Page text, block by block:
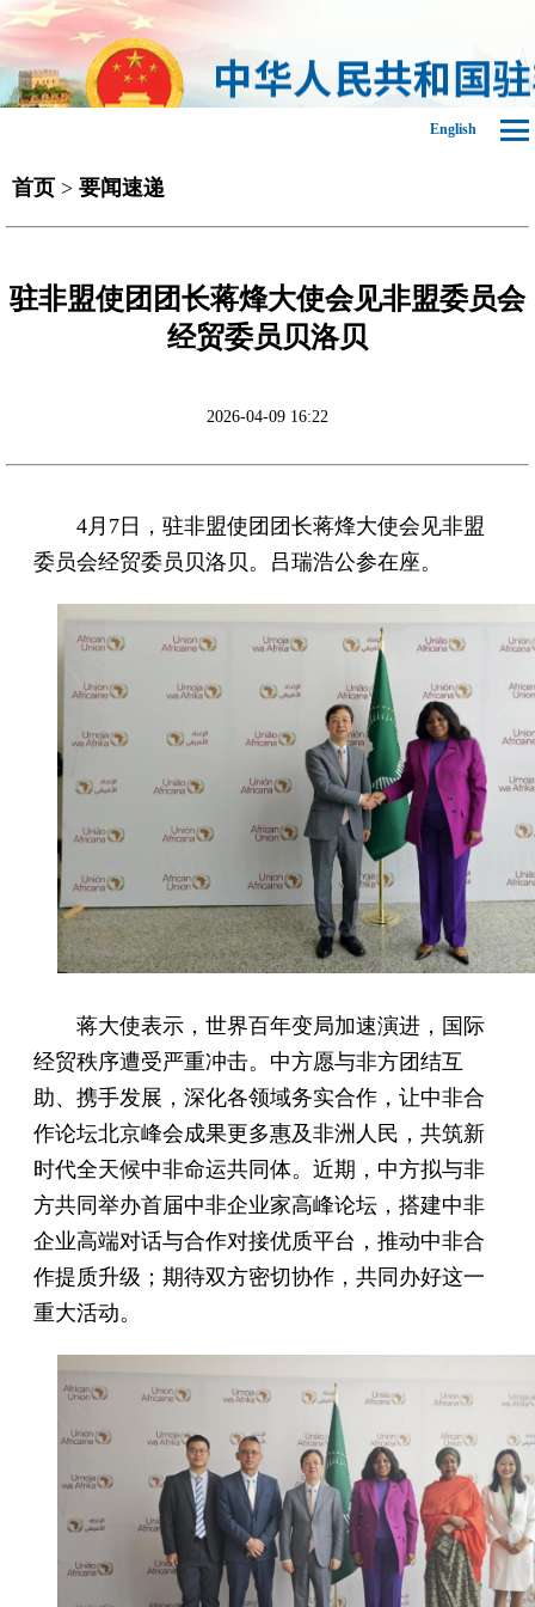
English
首页 > 要闻速递
驻非盟使团团长蒋烽大使会见非盟委员会
经贸委员贝洛贝
2026-04-09 16:22
4月7日，驻非盟使团团长蒋烽大使会见非盟
委员会经贸委员贝洛贝。吕瑞浩公参在座。
蒋大使表示，世界百年变局加速演进，国际
经贸秩序遭受严重冲击。中方愿与非方团结互
助、携手发展，深化各领域务实合作，让中非合
作论坛北京峰会成果更多惠及非洲人民，共筑新
时代全天候中非命运共同体。近期，中方拟与非
方共同举办首届中非企业家高峰论坛，搭建中非
企业高端对话与合作对接优质平台，推动中非合
作提质升级；期待双方密切协作，共同办好这一
重大活动。